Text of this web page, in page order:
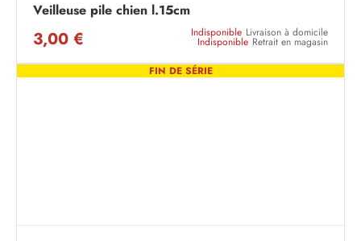
Veilleuse pile chien l.15cm
3,00 € Indisponible Livraison à domicile
Indisponible Retrait en magasin
FIN DE SÉRIE